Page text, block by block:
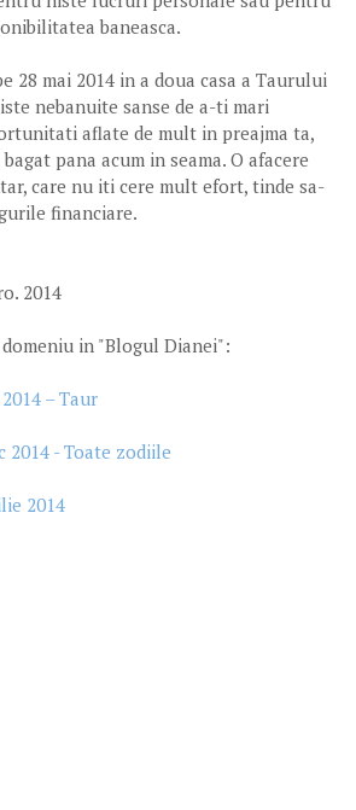
baneasca.
28 mai 2014 in a doua casa a Taurului
nebanuite sanse de a-ti mari
aflate de mult in preajma ta,
pana acum in seama. O afacere
care nu iti cere mult efort, tinde sa-
financiare.
2014
in "Blogul Dianei":
– Taur
2014 - Toate zodiile
2014